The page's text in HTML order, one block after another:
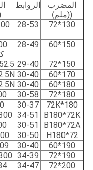
((ملم)
الروابط
130*72
28-53
150*60
28-49
150*72
29-40
170*60
30-40
180*60
30-40
180*72
30-58
180*72K
30-37
B180*72K
34-51
× 55.5K
B180*72A
30-51
H180*72
30-50
190*60
30-40
190*72
34-39
200*72
34-47